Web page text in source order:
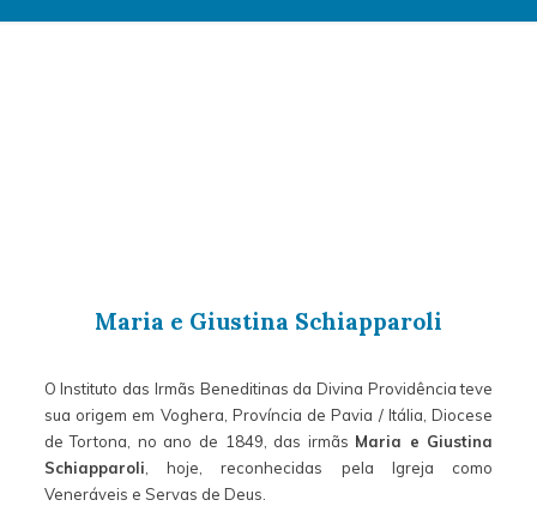
Maria e Giustina Schiapparoli
O Instituto das Irmãs Beneditinas da Divina Providência teve
sua origem em Voghera, Província de Pavia / Itália, Diocese
de Tortona, no ano de 1849, das irmãs Maria e Giustina
Schiapparoli , hoje, reconhecidas pela Igreja como
Veneráveis e Servas de Deus.